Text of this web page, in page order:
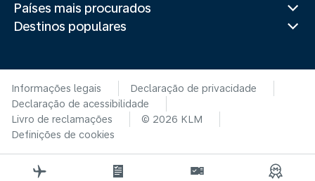
Países mais procurados
Destinos populares
Informações legais
Declaração de privacidade
Declaração de acessibilidade
Livro de reclamações
© 2026 KLM
Definições de cookies